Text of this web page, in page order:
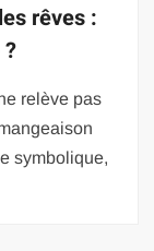
rêves :
relève pas
symbolique,